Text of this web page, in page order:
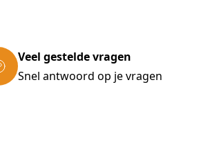
Veel gestelde vragen
Snel antwoord op je vragen